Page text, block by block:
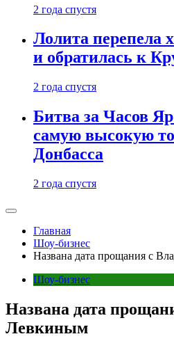
2 года спустя
Лолита перепела
и обратилась к
2 года спустя
Битва за Часов
самую высокую
Донбасса
2 года спустя
Главная
Шоу-бизнес
Названа дата прощания с
Шоу-бизнес
Названа дата
Левкиным